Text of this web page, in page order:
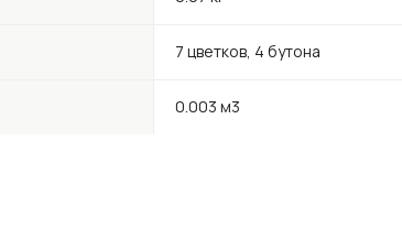
7 цветков, 4 бутона
0.003 м3